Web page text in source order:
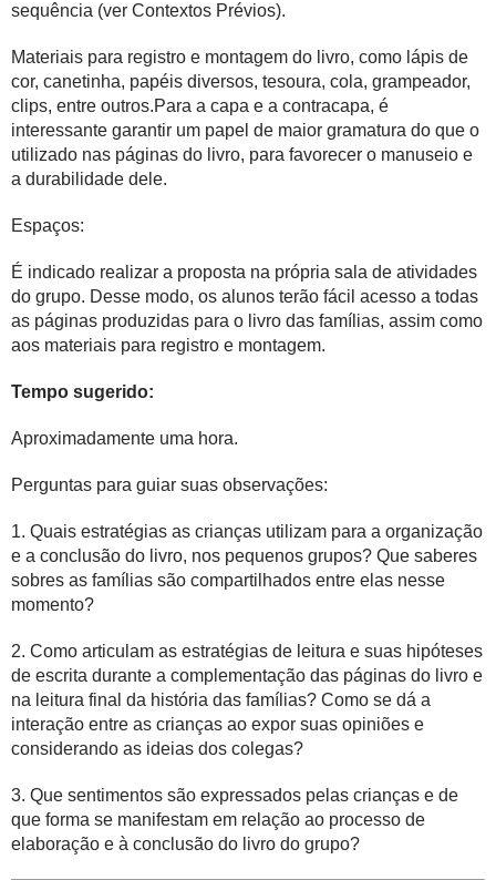
sequência (ver Contextos Prévios).
Materiais para registro e montagem do livro, como lápis de
cor, canetinha, papéis diversos, tesoura, cola, grampeador,
clips, entre outros.Para a capa e a contracapa, é
interessante garantir um papel de maior gramatura do que o
utilizado nas páginas do livro, para favorecer o manuseio e
a durabilidade dele.
Espaços:
É indicado realizar a proposta na própria sala de atividades
do grupo. Desse modo, os alunos terão fácil acesso a todas
as páginas produzidas para o livro das famílias, assim como
aos materiais para registro e montagem.
Tempo sugerido:
Aproximadamente uma hora.
Perguntas para guiar suas observações:
1. Quais estratégias as crianças utilizam para a organização
e a conclusão do livro, nos pequenos grupos? Que saberes
sobres as famílias são compartilhados entre elas nesse
momento?
2. Como articulam as estratégias de leitura e suas hipóteses
de escrita durante a complementação das páginas do livro e
na leitura final da história das famílias? Como se dá a
interação entre as crianças ao expor suas opiniões e
considerando as ideias dos colegas?
3. Que sentimentos são expressados pelas crianças e de
que forma se manifestam em relação ao processo de
elaboração e à conclusão do livro do grupo?